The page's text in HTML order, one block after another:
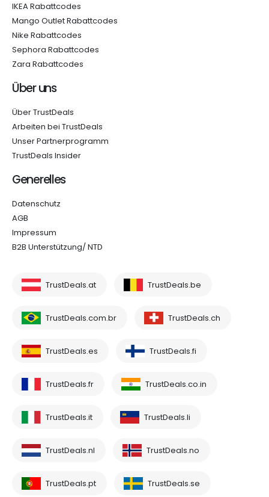
IKEA Rabattcodes
Mango Outlet Rabattcodes
Nike Rabattcodes
Sephora Rabattcodes
Zara Rabattcodes
Über uns
Über TrustDeals
Arbeiten bei TrustDeals
Unser Partnerprogramm
TrustDeals Insider
Generelles
Datenschutz
AGB
Impressum
B2B Unterstützung/ NTD
TrustDeals.at TrustDeals.be
TrustDeals.com.br TrustDeals.ch
TrustDeals.es TrustDeals.fi
TrustDeals.fr TrustDeals.co.in
TrustDeals.it TrustDeals.li
TrustDeals.nl TrustDeals.no
TrustDeals.pt TrustDeals.se